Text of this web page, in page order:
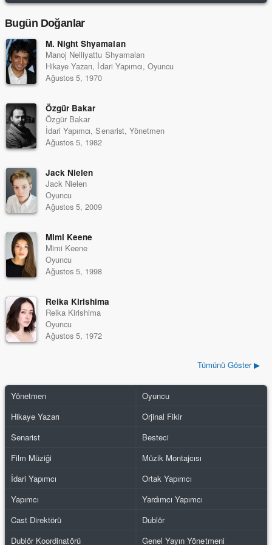
Bugün Doğanlar
M. Night Shyamalan
Manoj Nelliyattu Shyamalan
Hikaye Yazarı, İdari Yapımcı, Oyuncu
Ağustos 5, 1970
Özgür Bakar
Özgür Bakar
İdari Yapımcı, Senarist, Yönetmen
Ağustos 5, 1982
Jack Nielen
Jack Nielen
Oyuncu
Ağustos 5, 2009
Mimi Keene
Mimi Keene
Oyuncu
Ağustos 5, 1998
Reika Kirishima
Reika Kirishima
Oyuncu
Ağustos 5, 1972
Tümünü Göster ▶
Yönetmen
Oyuncu
Hikaye Yazarı
Orjinal Fikir
Senarist
Besteci
Film Müziği
Müzik Montajcısı
İdari Yapımcı
Ortak Yapımcı
Yapımcı
Yardımcı Yapımcı
Cast Direktörü
Dublör
Dublör Koordinatörü
Genel Yayın Yönetmeni